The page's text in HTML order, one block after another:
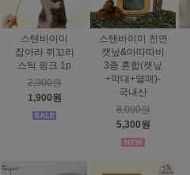
스탠바이미
잡아라 쥐꼬리
스틱 핑크 1p
2,900원
1,900원
스탠바이미 천연
캣닢&마따따비
3종 혼합(캣닢
+막대+열매)-
국내산
8,000원
5,300원